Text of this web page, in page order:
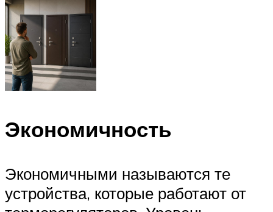
Экономичность
Экономичными называются те
устройства, которые работают от